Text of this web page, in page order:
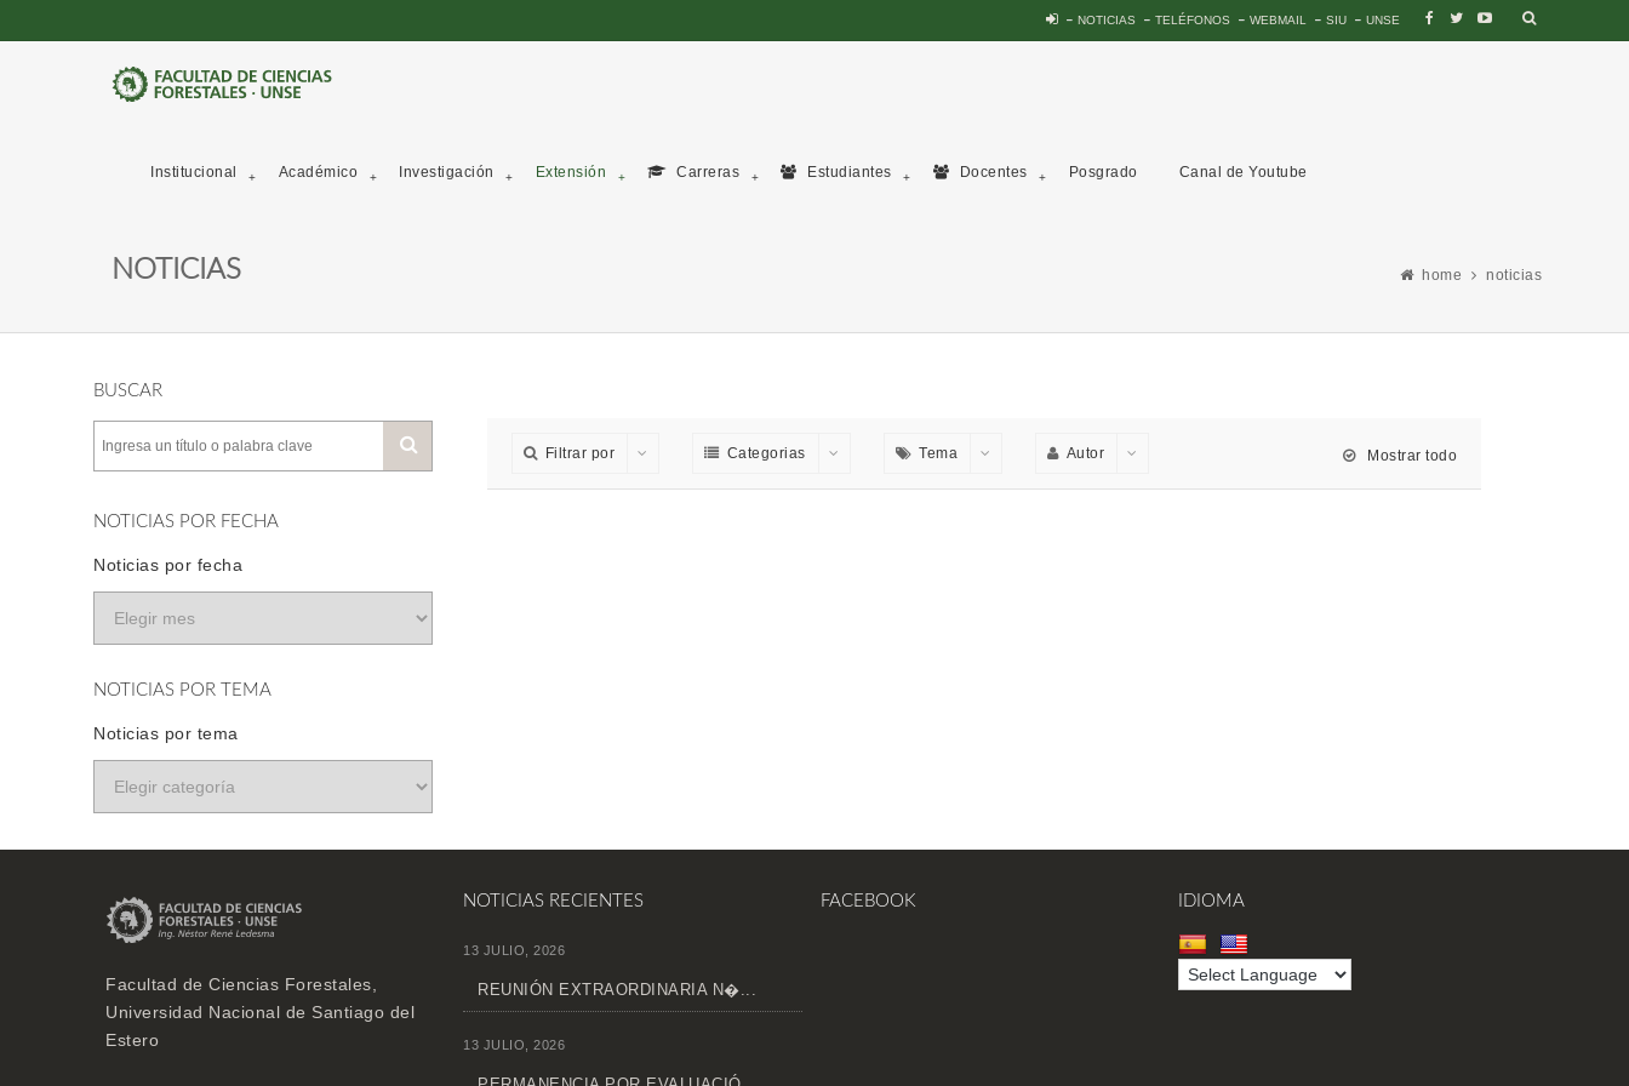
NOTICIAS TELÉFONOS WEBMAIL SIU UNSE
Institucional Académico Investigación Extensión Carreras Estudiantes Docentes Posgrado Canal de Youtube
NOTICIAS home noticias
BUSCAR
NOTICIAS POR FECHA
Noticias por fecha
NOTICIAS POR TEMA
Noticias por tema
Filtrar por Categorias Tema Autor Mostrar todo
Facultad de Ciencias Forestales,
Universidad Nacional de Santiago del
Estero
NOTICIAS RECIENTES
13 JULIO, 2026
REUNIÓN EXTRAORDINARIA N�...
13 JULIO, 2026
FACEBOOK IDIOMA